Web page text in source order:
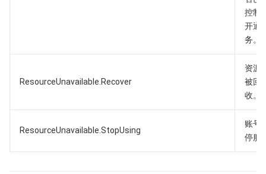
控制
开通
务。
ResourceUnavailable.Recover
资源
被回
收。
ResourceUnavailable.StopUsing
账号
停服